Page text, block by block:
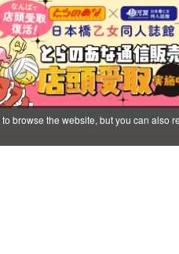
browse the website, but you can also
クちゃんと大捜索！
茶会
セレブレイ
ト I
クリアラ